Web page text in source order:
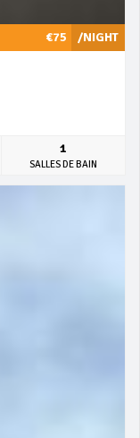
/NIGHT
€75
1
SALLES DE BAIN